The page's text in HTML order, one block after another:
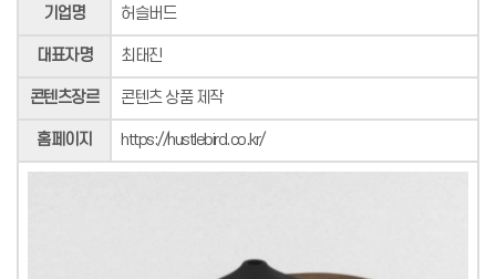
기업명 허슬버드
대표자명 최태진
콘텐츠장르 콘텐츠 상품 제작
홈페이지 https://hustlebird.co.kr/